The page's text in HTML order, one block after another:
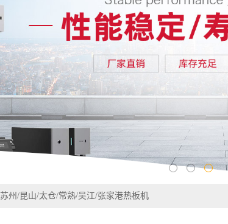
苏州/昆山/太仓/常熟/吴江/张家港热板机